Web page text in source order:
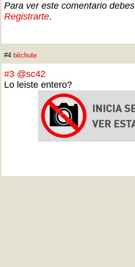
Para ver este comentario debes
Registrarte.
#4 bitchute
#3 @sc42
Lo leiste entero?